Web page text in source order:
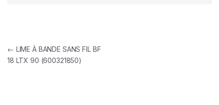
Navigation de l’article
← LIME À BANDE SANS FIL BF
18 LTX 90 (600321850)